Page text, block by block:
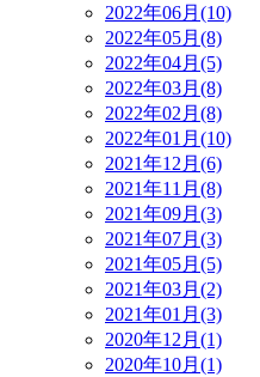
2022年06月(10)
2022年05月(8)
2022年04月(5)
2022年03月(8)
2022年02月(8)
2022年01月(10)
2021年12月(6)
2021年11月(8)
2021年09月(3)
2021年07月(3)
2021年05月(5)
2021年03月(2)
2021年01月(3)
2020年12月(1)
2020年10月(1)